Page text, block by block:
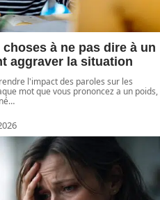
à ne pas dire à un
aggraver la situation
l'impact des paroles sur les
mot que vous prononcez a un poids,
…